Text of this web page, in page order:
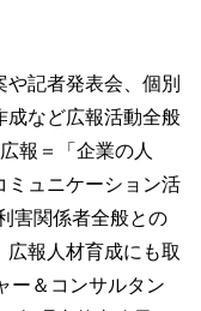
記者発表会、個別
成など広報活動全般
報＝「企業の人
ミュニケーション活
害関係者全般との
広報人材育成にも取
ー＆コンサルタン